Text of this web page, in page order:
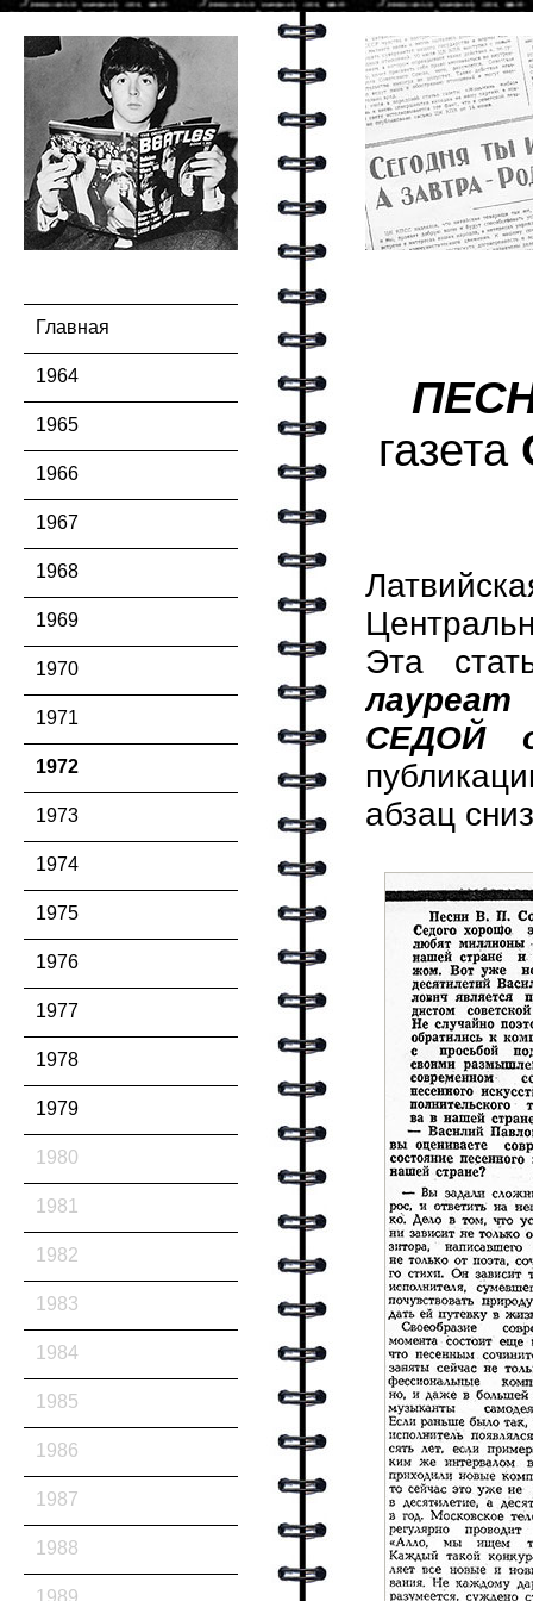
Главная
1964
1965
1966
1967
1968
1969
1970
1971
1972
1973
1974
1975
1976
1977
1978
1979
1980
1981
1982
1983
1984
1985
1986
1987
1988
1989
газета
Эта
СЕДОЙ
абзац